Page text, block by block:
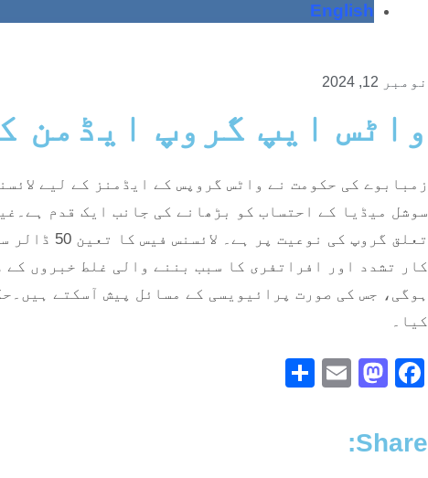
English
نومبر 12, 2024
واٹس ایپ گروپ ایڈمن
زمبابوے کی حکومت نے واٹس گروپس کے ایڈمنز کے لیے
سوشل میڈیا کے احتساب کو بڑھانے کی جانب ایک قدم
کار تشدد اور افراتفری کا سبب بننے والی غلط خبروں
ہوگی، جس کی صورت پرائیویسی کے مسائل پیش آسکتے
کیا۔
Facebook
Mastodon
Email
Share: